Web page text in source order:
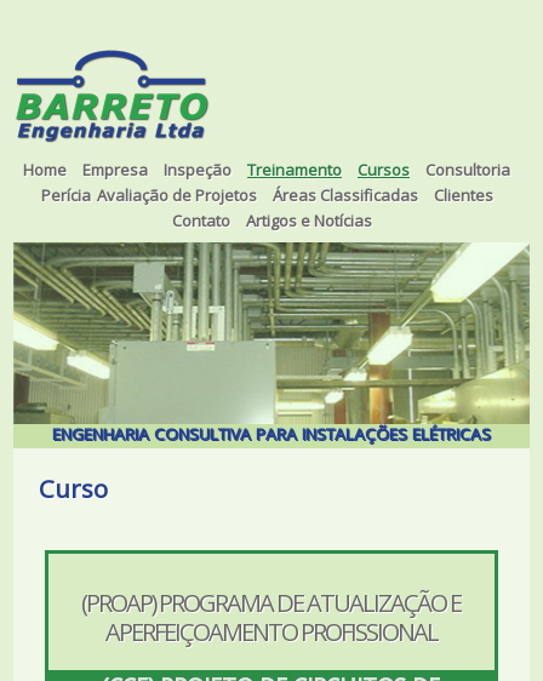
Home Empresa Inspeção Treinamento Cursos
Consultoria
Perícia Avaliação de Projetos Áreas Classificadas
Clientes
Contato
Artigos e Notícias
ENGENHARIA CONSULTIVA PARA INSTALAÇÕES ELÉTRICAS
Curso
(PROAP) PROGRAMA DE ATUALIZAÇÃO E
APERFEIÇOAMENTO PROFISSIONAL